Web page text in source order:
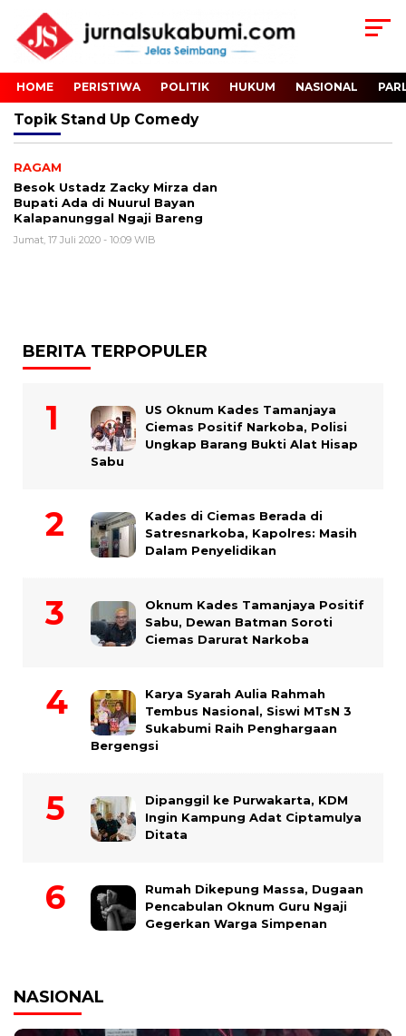
HOME PERISTIWA POLITIK HUKUM NASIONAL
Topik Stand Up Comedy
RAGAM
Besok Ustadz Zacky Mirza dan
Bupati Ada di Nuurul Bayan
Kalapanunggal Ngaji Bareng
Jumat, 17 Juli 2020 - 10:09 WIB
BERITA TERPOPULER
US Oknum Kades Tamanjaya
Ciemas Positif Narkoba, Polisi
Ungkap Barang Bukti Alat Hisap
Sabu
Kades di Ciemas Berada di
Satresnarkoba, Kapolres: Masih
Dalam Penyelidikan
Oknum Kades Tamanjaya Positif
Sabu, Dewan Batman Soroti
Ciemas Darurat Narkoba
Karya Syarah Aulia Rahmah
Tembus Nasional, Siswi MTsN 3
Sukabumi Raih Penghargaan
Bergengsi
Dipanggil ke Purwakarta, KDM
Ingin Kampung Adat Ciptamulya
Ditata
Rumah Dikepung Massa, Dugaan
Pencabulan Oknum Guru Ngaji
Gegerkan Warga Simpenan
NASIONAL